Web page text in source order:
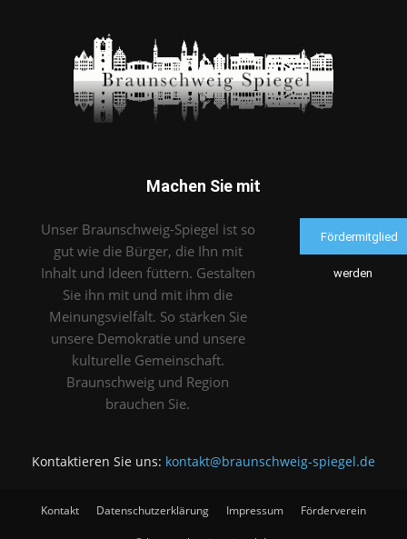
Machen Sie mit
Unser Braunschweig-Spiegel ist so
gut wie die Bürger, die Ihn mit
Inhalt und Ideen füttern. Gestalten
Sie ihn mit und mit ihm die
Meinungsvielfalt. So stärken Sie
unsere Demokratie und unsere
kulturelle Gemeinschaft.
Braunschweig und Region
brauchen Sie.
Fördermitglied
werden
Kontaktieren Sie uns: kontakt@braunschweig-spiegel.de
Kontakt Datenschutzerklärung Impressum Förderverein